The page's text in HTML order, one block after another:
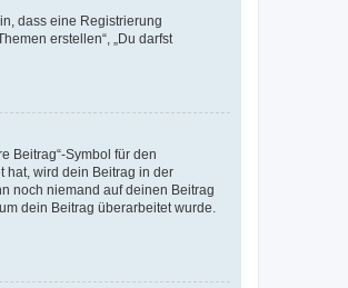
dass eine Registrierung
erstellen“, „Du darfst
Beitrag“-Symbol für den
hat, wird dein Beitrag in der
noch niemand auf deinen Beitrag
dein Beitrag überarbeitet wurde.